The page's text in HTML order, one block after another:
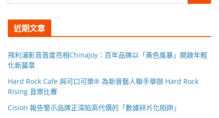
近期文章
飛利浦影音首度亮相ChinaJoy：百年品牌以「黃色風暴」開啟年輕
化新篇章
Hard Rock Cafe 與可口可樂® 為新晉藝人聯手舉辦 Hard Rock
Rising 音樂比賽
Cision 報告警示品牌正深陷高代價的「數據碎片化陷阱」